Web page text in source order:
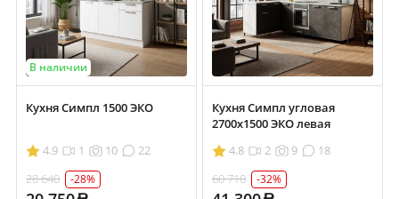
В наличии
Кухня Симпл 1500 ЭКО
4.9 1 10
22
28 640
-28%
Кухня Симпл угловая
2700х1500 ЭКО левая
4.8
2 9
18
60 710
-32%